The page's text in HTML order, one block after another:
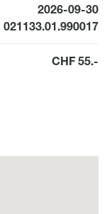
Available
2026-09-30
021133.01.990017
CHF 55.-